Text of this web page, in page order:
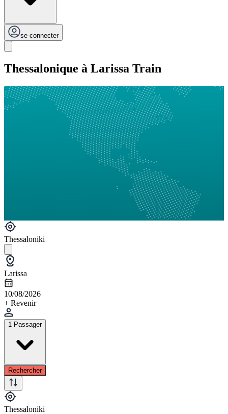
se connecter
Thessalonique à Larissa Train
Thessaloniki
Larissa
10/08/2026
+ Revenir
1 Passager
Rechercher
Thessaloniki